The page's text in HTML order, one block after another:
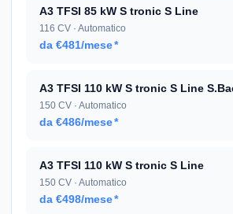
A3 TFSI 85 kW S tronic S Line
116 CV · Automatico
da €481/mese*
A3 TFSI 110 kW S tronic S Line
150 CV · Automatico
da €486/mese*
A3 TFSI 110 kW S tronic S Line
150 CV · Automatico
da €498/mese*